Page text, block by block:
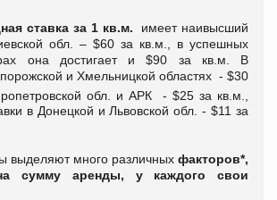
ставка за 1 кв.м.
имеет наивысший
обл. – $60 за кв.м., в успешных
она достигает и $90 за кв.м. В
и Хмельницкой областях - $30
обл. и АРК - $25 за кв.м.,
в Донецкой и Львовской обл. - $11 за
выделяют много различных факторов*,
сумму аренды, у каждого свои